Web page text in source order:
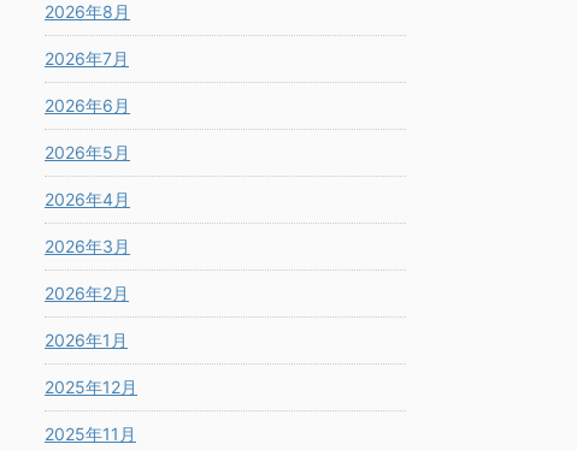
2026年8月
2026年7月
2026年6月
2026年5月
2026年4月
2026年3月
2026年2月
2026年1月
2025年12月
2025年11月